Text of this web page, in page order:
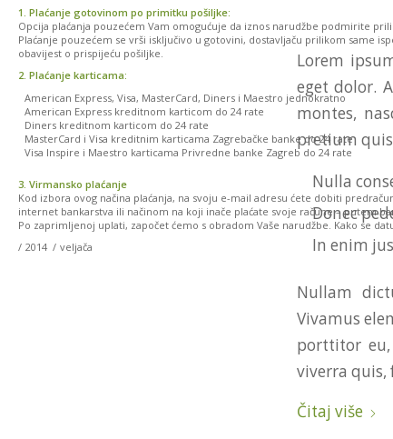
1. Plaćanje gotovinom po primitku pošiljke:
Opcija plaćanja pouzećem Vam omogućuje da iznos narudžbe podmirite
Plaćanje pouzećem se vrši isključivo u gotovini, dostavljaču prilikom same
obavijest o prispijeću pošiljke.
2. Plaćanje karticama:
American Express, Visa, MasterCard, Diners i Maestro jednokratno
American Express kreditnom karticom do 24 rate
Diners kreditnom karticom do 24 rate
MasterCard i Visa kreditnim karticama Zagrebačke banke do 24 rate
Visa Inspire i Maestro karticama Privredne banke Zagreb do 24 rate
3. Virmansko plaćanje
Kod izbora ovog načina plaćanja, na svoju e-mail adresu ćete dobiti
internet bankarstva ili načinom na koji inače plaćate svoje račune – putem
Po zaprimljenoj uplati, započet ćemo s obradom Vaše narudžbe. Kako se
/ 2014 / veljača
Lorem
eget dolor.
montes,
pretium
Nulla
Donec
In enim
Nullam
Vivamus
porttitor
viverra quis,
Čitaj više